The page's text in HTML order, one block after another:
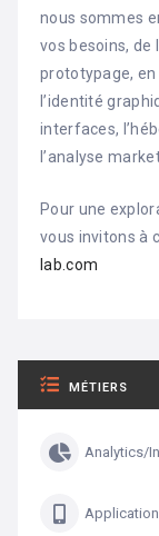
nous sommes
vos besoins, de
prototypage, en
l’identité
interfaces,
l’analyse
Pour une
vous invitons à
lab.com
MÉTIERS
Analytics/